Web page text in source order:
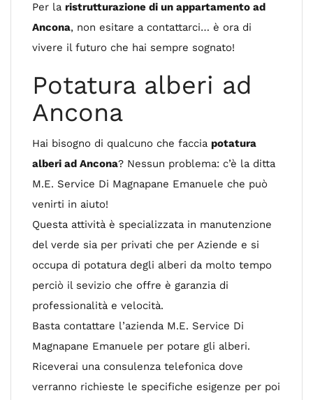
Per la ristrutturazione di un appartamento ad
Ancona, non esitare a contattarci… è ora di
vivere il futuro che hai sempre sognato!
Potatura alberi ad
Ancona
Hai bisogno di qualcuno che faccia potatura
alberi ad Ancona? Nessun problema: c’è la ditta
M.E. Service Di Magnapane Emanuele che può
venirti in aiuto!
Questa attività è specializzata in manutenzione
del verde sia per privati che per Aziende e si
occupa di potatura degli alberi da molto tempo
perciò il sevizio che offre è garanzia di
professionalità e velocità.
Basta contattare l’azienda M.E. Service Di
Magnapane Emanuele per potare gli alberi.
Riceverai una consulenza telefonica dove
verranno richieste le specifiche esigenze per poi